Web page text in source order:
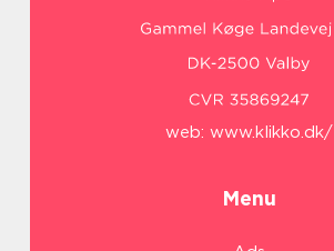
web: www.klikko.dk/
Menu